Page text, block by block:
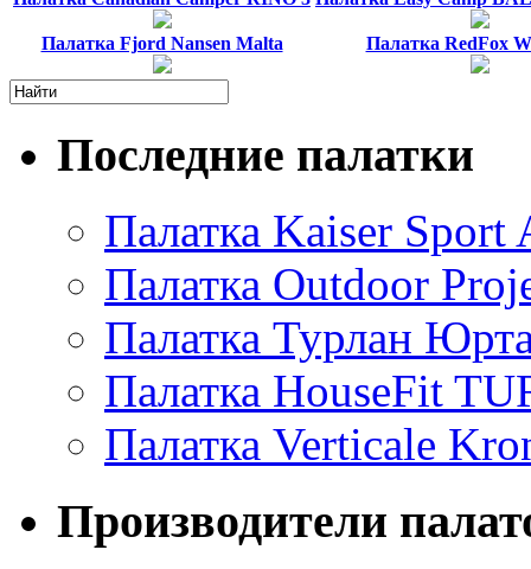
Палатка Fjord Nansen Malta Палатка RedFox
Последние палатки
Палатка Kaiser Sport
Палатка Outdoor
Палатка Турлан
Палатка HouseFit
Палатка Verticale
Производители